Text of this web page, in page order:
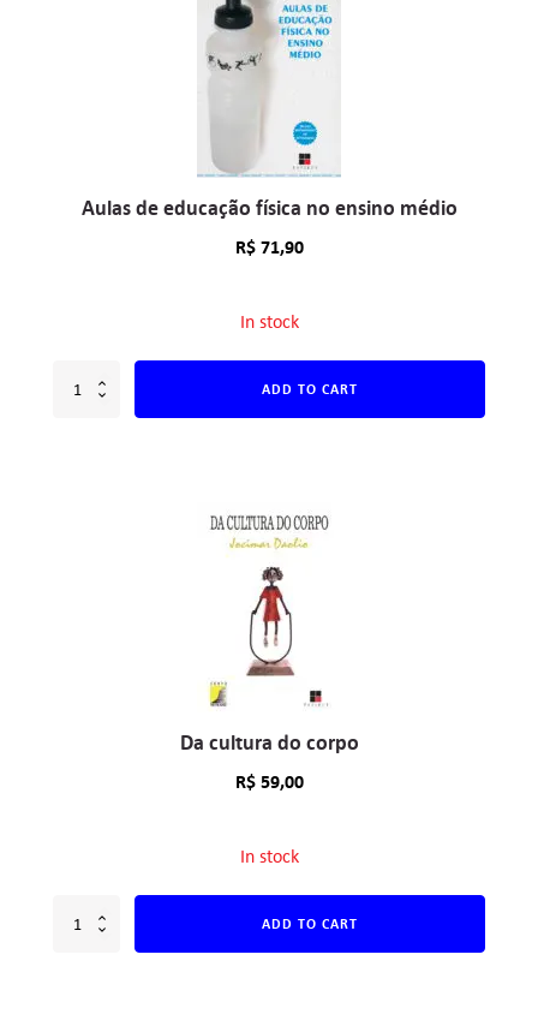
Aulas de educação física no ensino médio
R$71,90
In stock
ADD TO CART
Da cultura do corpo
R$59,00
In stock
ADD TO CART